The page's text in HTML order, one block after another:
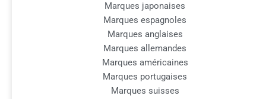
Marques japonaises
Marques espagnoles
Marques anglaises
Marques allemandes
Marques américaines
Marques portugaises
Marques suisses